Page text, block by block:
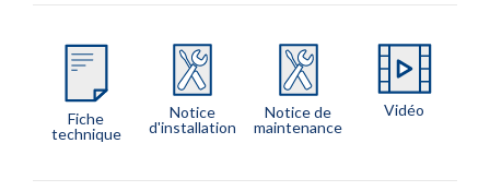
Fiche
technique
Notice
d'installation
Notice de
maintenance
Vidéo